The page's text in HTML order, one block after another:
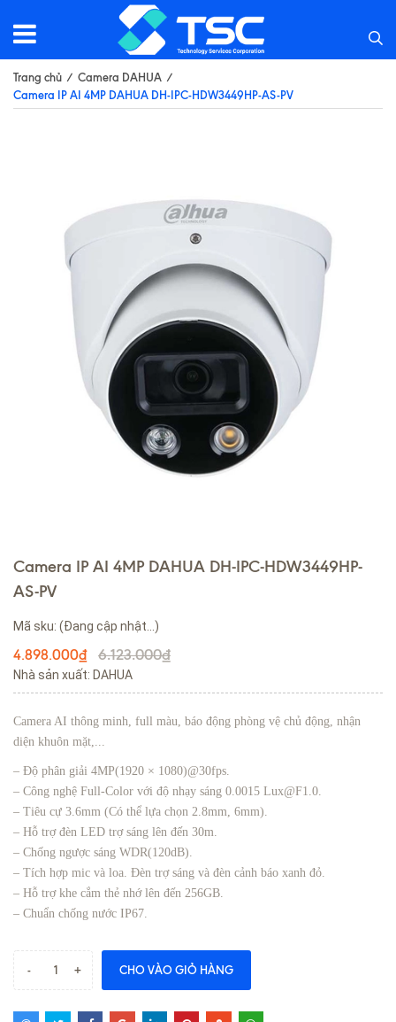
Trang chủ / Camera DAHUA /
Camera IP AI 4MP DAHUA DH-IPC-HDW3449HP-AS-PV
Camera IP AI 4MP DAHUA DH-IPC-HDW3449HP-
AS-PV
Mã sku: (Đang cập nhật...)
4.898.000₫ 6.123.000₫
Nhà sản xuất: DAHUA
Camera AI thông minh, full màu, báo động phòng vệ chủ động, nhận
diện khuôn mặt,...
– Độ phân giải 4MP(1920 × 1080)@30fps.
– Công nghệ Full-Color với độ nhạy sáng 0.0015 Lux@F1.0.
– Tiêu cự 3.6mm (Có thể lựa chọn 2.8mm, 6mm).
– Hỗ trợ đèn LED trợ sáng lên đến 30m.
– Chống ngược sáng WDR(120dB).
– Tích hợp mic và loa. Đèn trợ sáng và đèn cảnh báo xanh đỏ.
– Hỗ trợ khe cắm thẻ nhớ lên đến 256GB.
– Chuẩn chống nước IP67.
- + CHO VÀO GIỎ HÀNG